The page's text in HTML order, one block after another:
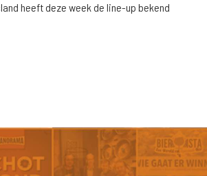
heeft deze week de line-up bekend